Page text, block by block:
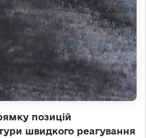
позицій
швидкого реагування